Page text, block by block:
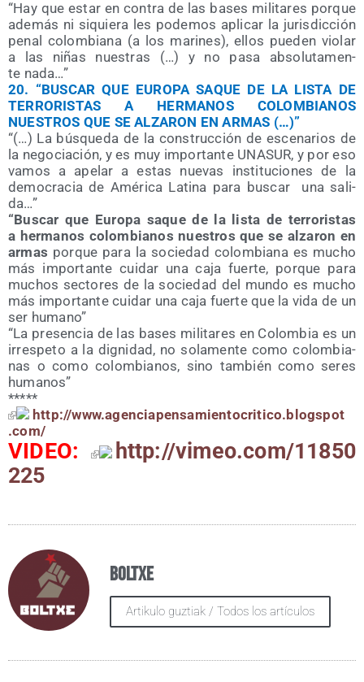
“Hay que estar en con­tra de las bases mili­ta­res por­que
ade­más ni siquie­ra les pode­mos apli­car la juris­dic­ción
penal colom­bia­na (a los mari­nes), ellos pue­den vio­lar
a las niñas nues­tras (…) y no pasa abso­lu­ta­men­
te nada…”
20. “BUSCAR QUE EUROPA SAQUE DE LA LISTA DE
TERRORISTAS A HERMANOS COLOMBIANOS
NUESTROS QUE SE ALZARON EN ARMAS (…)”
“(…) La bús­que­da de la cons­truc­ción de esce­na­rios de
la nego­cia­ción, y es muy impor­tan­te UNASUR, y por eso
vamos a ape­lar a estas nue­vas ins­ti­tu­cio­nes de la
demo­cra­cia de Amé­ri­ca Lati­na para bus­car
una sali­
da…”
“Bus­car que Euro­pa saque de la lis­ta de terro­ris­tas
a her­ma­nos colom­bia­nos nues­tros que se alza­ron en
armas por­que para la socie­dad colom­bia­na es mucho
más impor­tan­te cui­dar una caja fuer­te, por­que para
muchos sec­to­res de la socie­dad del mun­do es mucho
más impor­tan­te cui­dar una caja fuer­te que la vida de un
ser humano”
“La pre­sen­cia de las bases mili­ta­res en Colom­bia es un
irres­pe­to a la dig­ni­dad, no sola­men­te como colom­bia­
nas o como colom­bia­nos, sino tam­bién como seres
humanos”
*****
http://​www​.agen​cia​pen​sa​mien​to​cri​ti​co​.blogs​pot​
.com/
VIDEO:
http://​vimeo​.com/​1​1​8​5​0​
225
Boltxe
Artikulo guztiak / Todos los artículos